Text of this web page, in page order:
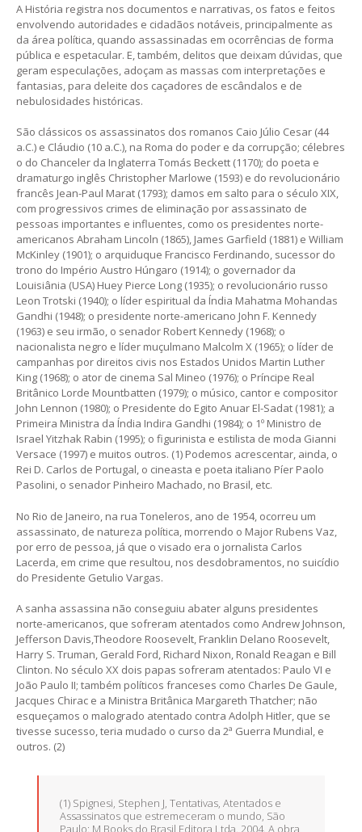
A História registra nos documentos e narrativas, os fatos e feitos
envolvendo autoridades e cidadãos notáveis, principalmente as
da área política, quando assassinadas em ocorrências de forma
pública e espetacular. E, também, delitos que deixam dúvidas, que
geram especulações, adoçam as massas com interpretações e
fantasias, para deleite dos caçadores de escândalos e de
nebulosidades históricas.
São clássicos os assassinatos dos romanos Caio Júlio Cesar (44
a.C.) e Cláudio (10 a.C.), na Roma do poder e da corrupção; célebres
o do Chanceler da Inglaterra Tomás Beckett (1170); do poeta e
dramaturgo inglês Christopher Marlowe (1593) e do revolucionário
francês Jean-Paul Marat (1793); damos em salto para o século XIX,
com progressivos crimes de eliminação por assassinato de
pessoas importantes e influentes, como os presidentes norte-
americanos Abraham Lincoln (1865), James Garfield (1881) e William
McKinley (1901); o arquiduque Francisco Ferdinando, sucessor do
trono do Império Austro Húngaro (1914); o governador da
Louisiânia (USA) Huey Pierce Long (1935); o revolucionário russo
Leon Trotski (1940); o líder espiritual da Índia Mahatma Mohandas
Gandhi (1948); o presidente norte-americano John F. Kennedy
(1963) e seu irmão, o senador Robert Kennedy (1968); o
nacionalista negro e líder muçulmano Malcolm X (1965); o líder de
campanhas por direitos civis nos Estados Unidos Martin Luther
King (1968); o ator de cinema Sal Mineo (1976); o Príncipe Real
Britânico Lorde Mountbatten (1979); o músico, cantor e compositor
John Lennon (1980); o Presidente do Egito Anuar El-Sadat (1981); a
Primeira Ministra da Índia Indira Gandhi (1984); o 1º Ministro de
Israel Yitzhak Rabin (1995); o figurinista e estilista de moda Gianni
Versace (1997) e muitos outros. (1) Podemos acrescentar, ainda, o
Rei D. Carlos de Portugal, o cineasta e poeta italiano Píer Paolo
Pasolini, o senador Pinheiro Machado, no Brasil, etc.
No Rio de Janeiro, na rua Toneleros, ano de 1954, ocorreu um
assassinato, de natureza política, morrendo o Major Rubens Vaz,
por erro de pessoa, já que o visado era o jornalista Carlos
Lacerda, em crime que resultou, nos desdobramentos, no suicídio
do Presidente Getulio Vargas.
A sanha assassina não conseguiu abater alguns presidentes
norte-americanos, que sofreram atentados como Andrew Johnson,
Jefferson Davis,Theodore Roosevelt, Franklin Delano Roosevelt,
Harry S. Truman, Gerald Ford, Richard Nixon, Ronald Reagan e Bill
Clinton. No século XX dois papas sofreram atentados: Paulo VI e
João Paulo II; também políticos franceses como Charles De Gaule,
Jacques Chirac e a Ministra Britânica Margareth Thatcher; não
esqueçamos o malogrado atentado contra Adolph Hitler, que se
tivesse sucesso, teria mudado o curso da 2ª Guerra Mundial, e
outros. (2)
(1) Spignesi, Stephen J, Tentativas, Atentados e
Assassinatos que estremeceram o mundo, São